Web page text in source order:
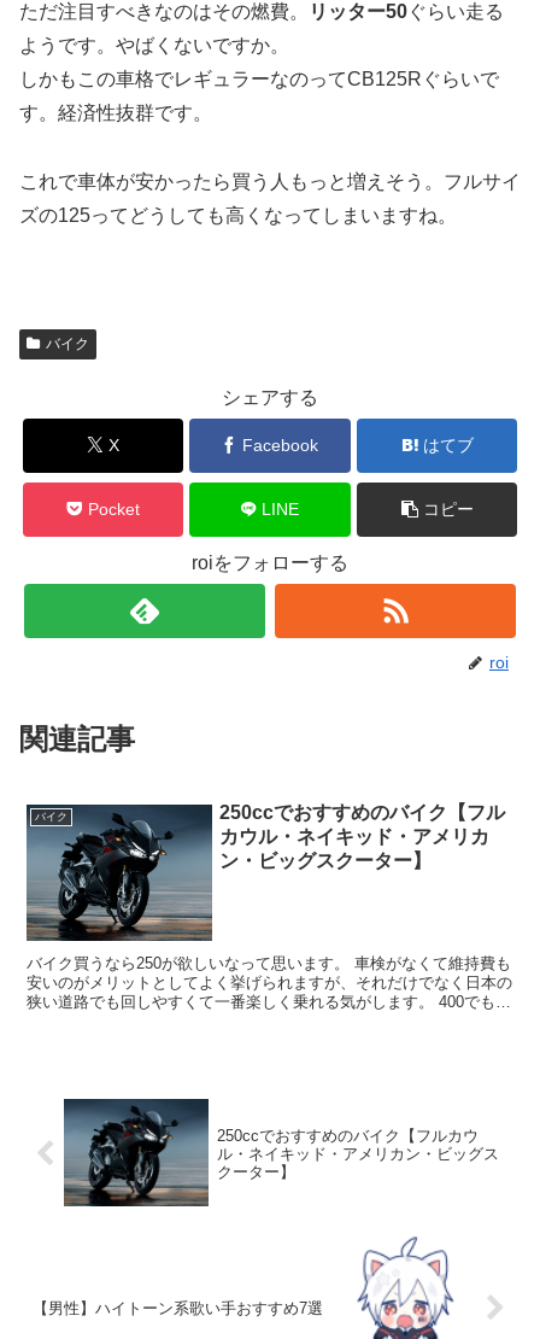
ただ注目すべきなのはその燃費。
リッター50ぐらい走る
ようです。やばくないですか。
しかもこの車格でレギュラーなのってCB125Rぐらいで
す。経済性抜群です。
これで車体が安かったら買う人もっと増えそう。フルサイ
ズの125ってどうしても高くなってしまいますね。
バイク
シェアする
X Facebook はてブ
Pocket LINE コピー
roiをフォローする
roi
関連記事
バイク
250ccでおすすめのバイク【フル
カウル・ネイキッド・アメリカ
ン・ビッグスクーター】
バイク買うなら250が欲しいなって思います。 車検がなくて維持費も
安いのがメリットとしてよく挙げられますが、それだけでなく日本の
狭い道路でも回しやすくて一番楽しく乗れる気がします。 400でもわ
250ccでおすすめのバイク【フルカウ
ル・ネイキッド・アメリカン・ビッグス
クーター】
【男性】ハイトーン系歌い手おすすめ7選